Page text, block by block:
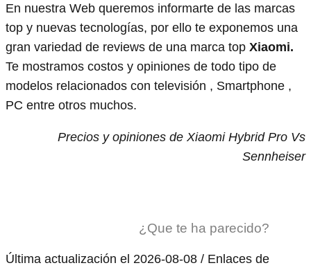
En nuestra Web queremos informarte de las marcas
top y nuevas tecnologías, por ello te exponemos una
gran variedad de reviews de una marca top Xiaomi.
Te mostramos costos y opiniones de todo tipo de
modelos relacionados con televisión , Smartphone ,
PC entre otros muchos.
Precios y opiniones de Xiaomi Hybrid Pro Vs
Sennheiser
¿Que te ha parecido?
Última actualización el 2026-08-08 / Enlaces de